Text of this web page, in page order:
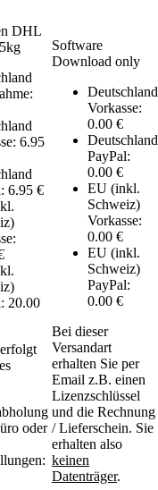
DHL
6.95
6.95 €
20.00
oder
Software
Download only
Deutschland
Vorkasse:
0.00 €
Deutschland
PayPal:
0.00 €
EU (inkl.
Schweiz)
Vorkasse:
0.00 €
EU (inkl.
Schweiz)
PayPal:
0.00 €
Bei dieser
Versandart
erhalten Sie per
Email z.B. einen
Lizenzschlüssel
und die Rechnung
/ Lieferschein. Sie
erhalten also
keinen
Datenträger.